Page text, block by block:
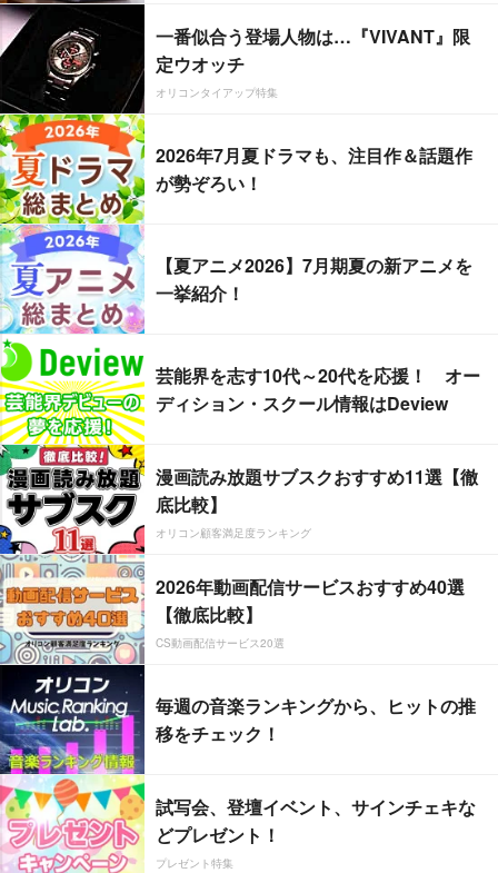
一番似合う登場人物は…『VIVANT』限
定ウオッチ
オリコンタイアップ特集
2026年7月夏ドラマも、注目作＆話題作
が勢ぞろい！
【夏アニメ2026】7月期夏の新アニメを
一挙紹介！
芸能界を志す10代～20代を応援！ オー
ディション・スクール情報はDeview
漫画読み放題サブスクおすすめ11選【徹
底比較】
オリコン顧客満足度ランキング
2026年動画配信サービスおすすめ40選
【徹底比較】
CS動画配信サービス20選
毎週の音楽ランキングから、ヒットの推
移をチェック！
試写会、登壇イベント、サインチェキな
どプレゼント！
プレゼント特集